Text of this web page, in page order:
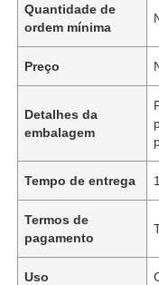
Quantidade de
ordem mínima
Preço
Detalhes da
embalagem
Tempo de entrega
Termos de
pagamento
Uso